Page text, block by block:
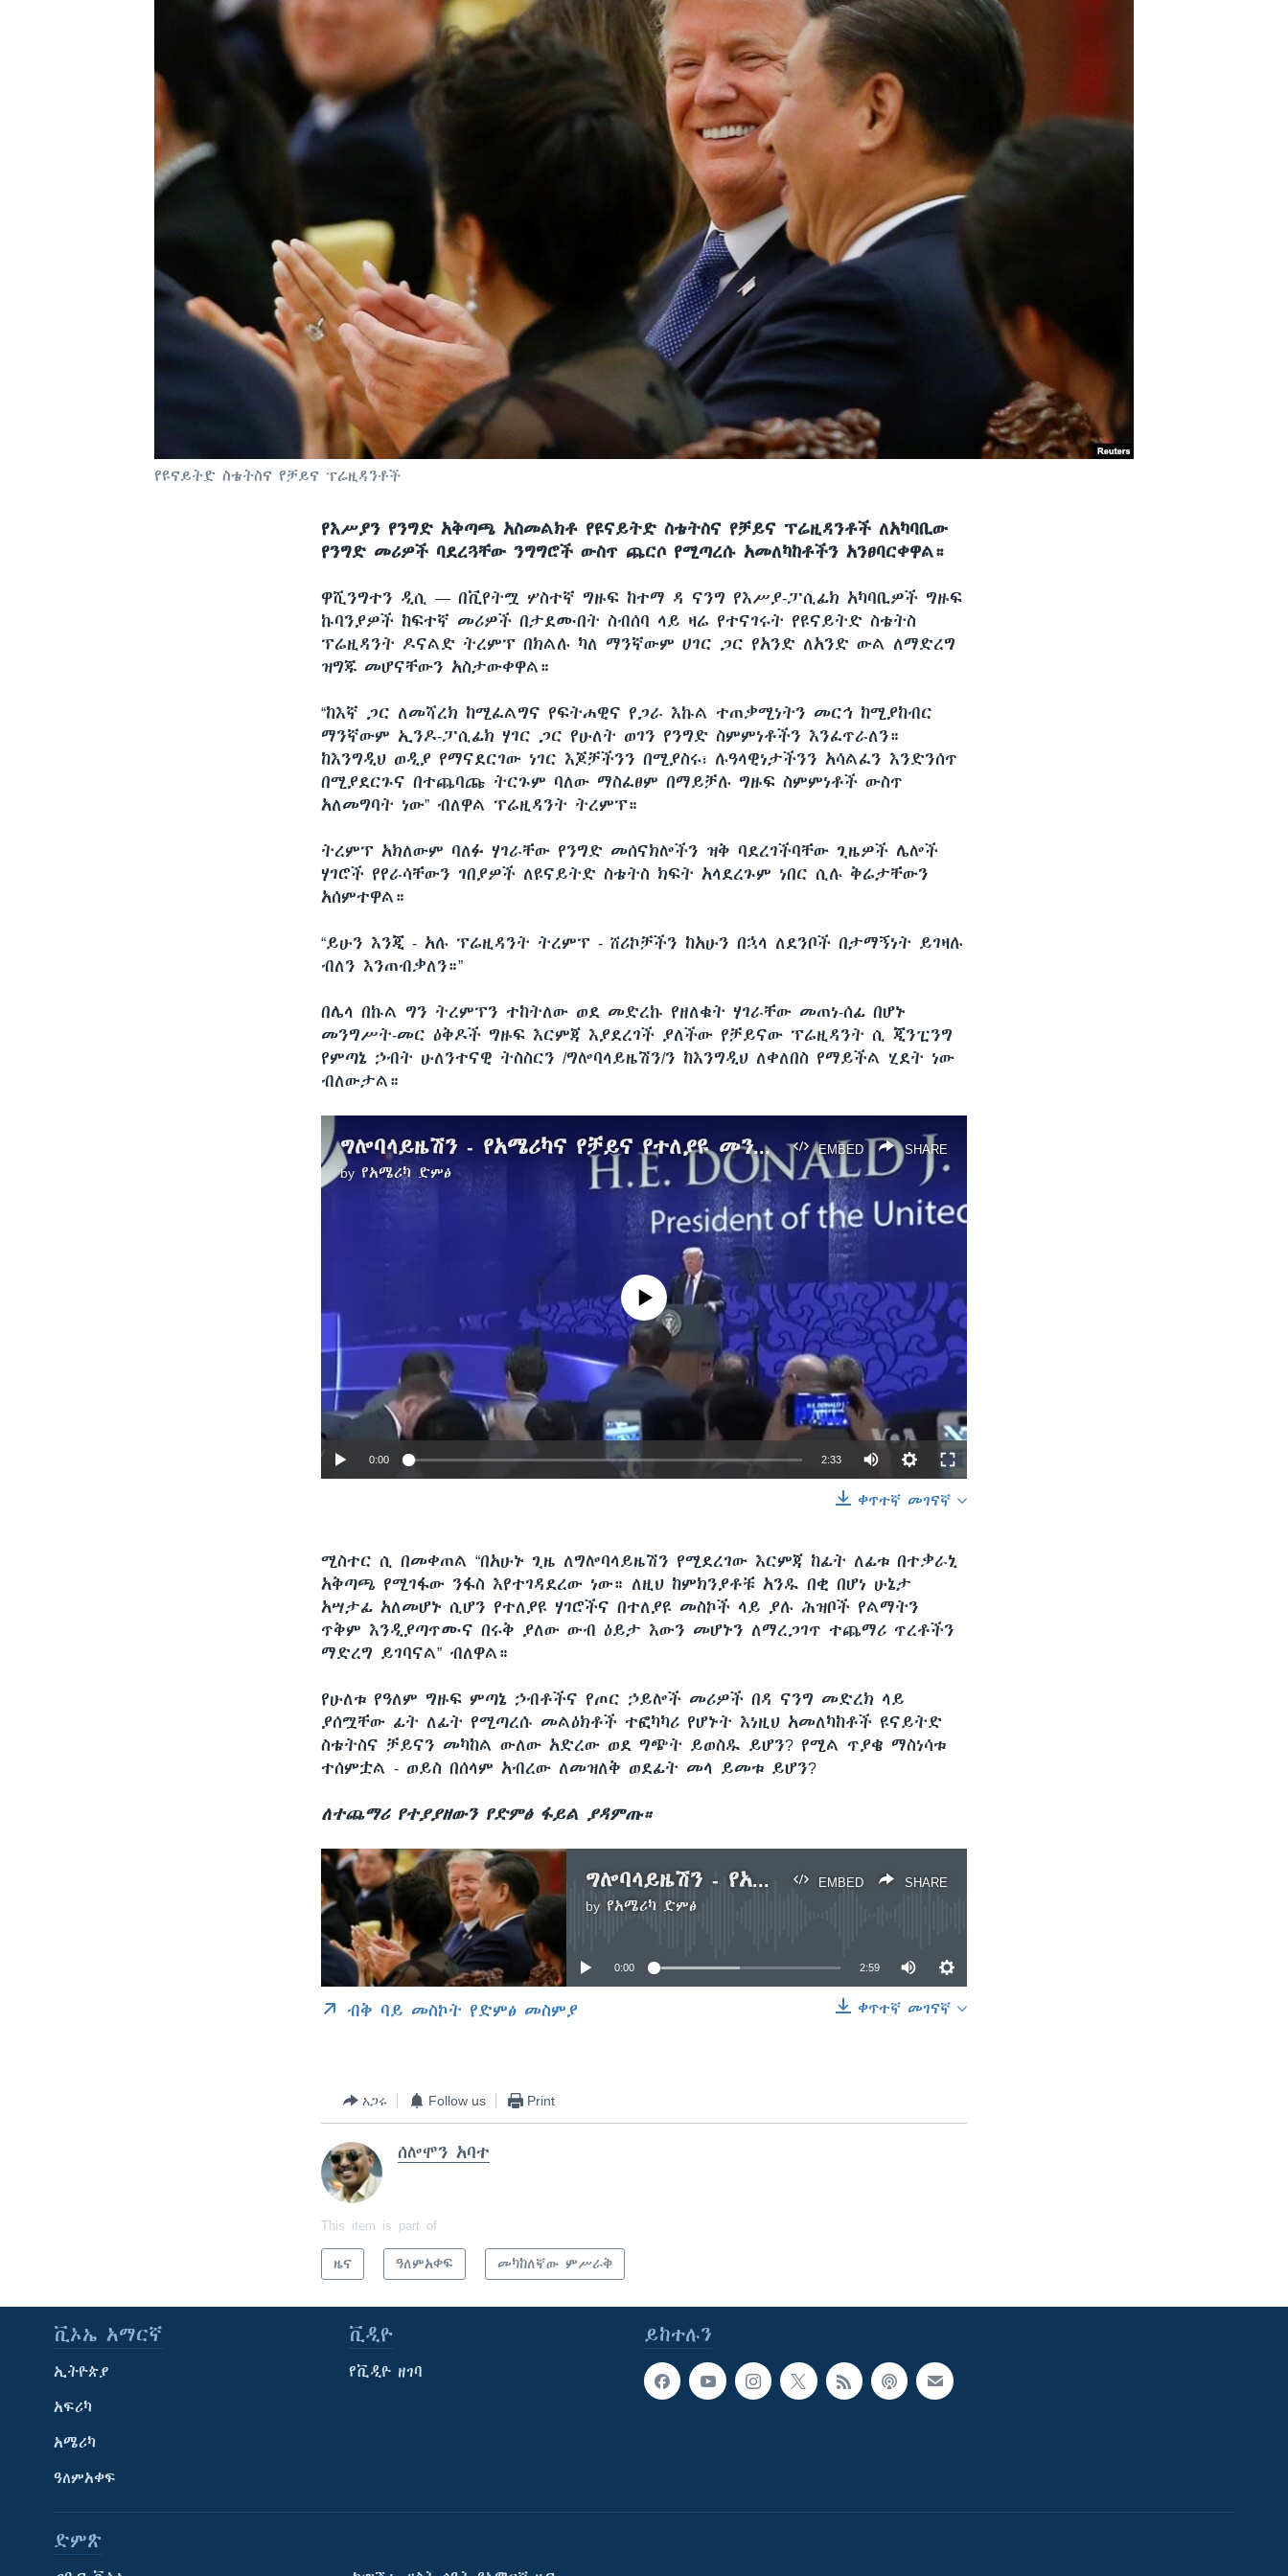
የዩናይትድ ስቴትስና የቻይና ፕሬዚዳንቶች
የእሥያን የንግድ አቅጣጫ አስመልክቶ የዩናይትድ ስቴትስና የቻይና ፕሬዚዳንቶች ለአካባቢው
የንግድ መሪዎች ባደረጓቸው ንግግሮች ውስጥ ጨርሶ የሚጣረሱ አመለካከቶችን አንፀባርቀዋል።
ዋሺንግተን ዲሲ —በቪየትሟ ሦስተኛ ግዙፍ ከተማ ዳ ናንግ የእሥያ-ፓሲፊክ አካባቢዎች ግዙፍ
ኩባንያዎች ከፍተኛ መሪዎች በታደሙበት ስብሰባ ላይ ዛሬ የተናገሩት የዩናይትድ ስቴትስ
ፕሬዚዳንት ዶናልድ ትረምፕ በክልሉ ካለ ማንኛውም ሀገር ጋር የአንድ ለአንድ ውል ለማድረግ
ዝግጁ መሆናቸውን አስታውቀዋል።
“ከእኛ ጋር ለመሻረክ ከሚፈልግና የፍትሐዊና የጋራ እኩል ተጠቃሚነትን መርኅ ከሚያከብር
ማንኛውም ኢንዶ-ፓሲፊክ ሃገር ጋር የሁለት ወገን የንግድ ስምምነቶችን እንፈጥራለን።
ከእንግዲህ ወዲያ የማናደርገው ነገር እጆቻችንን በሚያስሩ፣ ሉዓላዊነታችንን አሳልፈን እንድንሰጥ
በሚያደርጉና በተጨባጩ ትርጉም ባለው ማስፈፀም በማይቻሉ ግዙፍ ስምምነቶች ውስጥ
አለመግባት ነው” ብለዋል ፕሬዚዳንት ትረምፕ።
ትረምፕ አክለውም ባለፉ ሃገራቸው የንግድ መሰናክሎችን ዝቅ ባደረገችባቸው ጊዜዎች ሌሎች
ሃገሮች የየራሳቸውን ገበያዎች ለዩናይትድ ስቴትስ ክፍት አላደረጉም ነበር ሲሉ ቅሬታቸውን
አሰምተዋል።
“ይሁን እንጂ - አሉ ፕሬዚዳንት ትረምፕ - ሸሪኮቻችን ከአሁን በኋላ ለደንቦች በታማኝነት ይገዛሉ
ብለን እንጠብቃለን።”
በሌላ በኩል ግን ትረምፕን ተከትለው ወደ መድረኩ የዘለቁት ሃገራቸው መጠነ-ሰፊ በሆኑ
መንግሥት-መር ዕቅዶች ግዙፍ እርምጃ እያደረገች ያለችው የቻይናው ፕሬዚዳንት ሲ ጂንፒንግ
የምጣኔ ኃብት ሁለንተናዊ ትስስርን /ግሎባላይዜሽን/ን ከእንግዲህ ለቀለበስ የማይችል ሂደት ነው
ብለውታል።
EMBED SHARE
ግሎባላይዜሽን - የአሜሪካና የቻይና የተለያዩ መንገዶች
by የአሜሪካ ድምፅ
No media source currently available
0:00 2:33
ቀጥተኛ መገናኛ
ሚስተር ሲ በመቀጠል “በአሁኑ ጊዜ ለግሎባላይዜሽን የሚደረገው እርምጃ ከፊት ለፊቱ በተቃራኒ
አቅጣጫ የሚገፋው ንፋስ እየተገዳደረው ነው። ለዚህ ከምክንያቶቹ አንዱ በቂ በሆነ ሁኔታ
አሣታፊ አለመሆኑ ሲሆን የተለያዩ ሃገሮችና በተለያዩ መስኮች ላይ ያሉ ሕዝቦች የልማትን
ጥቅም እንዲያጣጥሙና በሩቅ ያለው ውብ ዕይታ እውን መሆኑን ለማረጋገጥ ተጨማሪ ጥረቶችን
ማድረግ ይገባናል” ብለዋል።
የሁለቱ የዓለም ግዙፍ ምጣኔ ኃብቶችና የጦር ኃይሎች መሪዎች በዳ ናንግ መድረክ ላይ
ያሰሟቸው ፊት ለፊት የሚጣረሱ መልዕክቶች ተፎካካሪ የሆኑት እነዚህ አመለካከቶች ዩናይትድ
ስቴትስና ቻይናን መካከል ውለው አድረው ወደ ግጭት ይወስዱ ይሆን? የሚል ጥያቄ ማስነሳቱ
ተሰምቷል - ወይስ በሰላም አብረው ለመዝለቅ ወደፊት መላ ይመቱ ይሆን?
ለተጨማሪ የተያያዘውን የድምፅ ፋይል ያዳምጡ።
EMBED SHARE
ግሎባላይዜሽን - የአሜሪካና የቻይና የተለያዩ መንገዶች
by የአሜሪካ ድምፅ
No media source currently available
0:00 2:59
ቀጥተኛ መገናኛ
ብቅ ባይ መስኮት የድምፅ መስምያ
አጋሩ Follow us Print
ሰሎሞን አባተ
This item is part of
ዜና ዓለምአቀፍ መካከለኛው ምሥራቅ
ይከተሉን
ቪኦኤ አማርኛ
ኢትዮጵያ
አፍሪካ
አሜሪካ
ዓለምአቀፍ
ቪዲዮ
የቪዲዮ ዘገባ
ድምጽ